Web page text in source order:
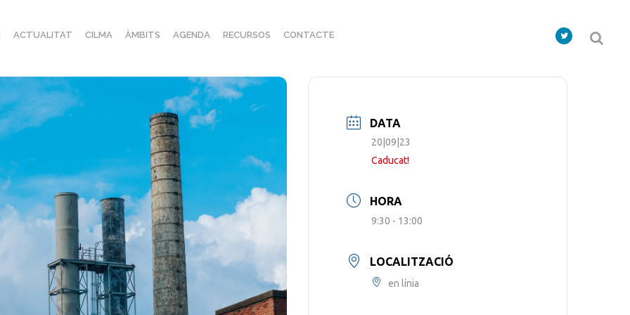
ACTUALITAT CILMA ÀMBITS AGENDA RECURSOS CONTACTE
DATA
20|09|23
Caducat!
HORA
9:30 - 13:00
LOCALITZACIÓ
en línia